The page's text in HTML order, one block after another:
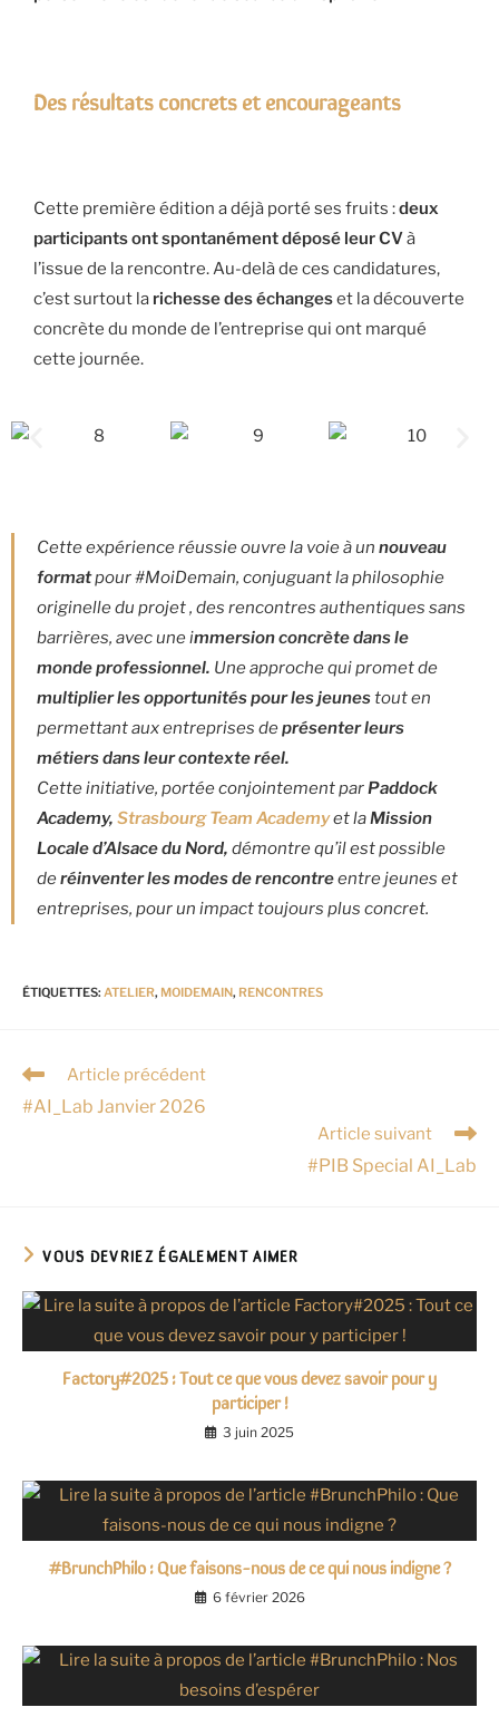
Des résultats concrets et encourageants
Cette première édition a déjà porté ses fruits :deux
participants ont spontanément déposé leur CVà
l’issue de la rencontre. Au-delà de ces candidatures,
c’est surtout la richesse des échangeset la découverte
concrète du monde de l’entreprise qui ont marqué
cette journée.
Cette expérience réussie ouvre la voie à un nouveau
formatpour #MoiDemain, conjuguant la philosophie
originelle du projet , des rencontres authentiques sans
barrières, avec une immersion concrète dans le
monde professionnel. Une approche qui promet de
multiplier lesopportunités pour les jeunestout en
permettant aux entreprises deprésenter leurs
métiers dans leur contexte réel.
Cette initiative, portée conjointement parPaddock
Academy, Strasbourg Team Academyet laMission
Locale d’Alsace du Nord, démontre qu’il est possible
deréinventer les modes de rencontreentre jeunes et
entreprises, pour un impact toujours plus concret.
ÉTIQUETTES: ATELIER, MOIDEMAIN, RENCONTRES
Article précédent
#AI_Lab Janvier 2026
Article suivant
#PIB Special AI_Lab
VOUS DEVRIEZ ÉGALEMENT AIMER
Factory#2025 : Tout ce que vous devez savoir pour y
participer !
3 juin 2025
#BrunchPhilo : Que faisons-nous de ce qui nous indigne ?
6 février 2026